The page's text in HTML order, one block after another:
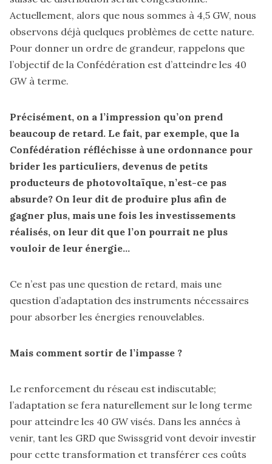
Actuellement, alors que nous sommes à 4,5 GW, nous
observons déjà quelques problèmes de cette nature.
Pour donner un ordre de grandeur, rappelons que
l’objectif de la Confédération est d’atteindre les 40
GW à terme.
Précisément, on a l’impression qu’on prend
beaucoup de retard. Le fait, par exemple, que la
Confédération réfléchisse à une ordonnance pour
brider les particuliers, devenus de petits
producteurs de photovoltaïque, n’est-ce pas
absurde? On leur dit de produire plus afin de
gagner plus, mais une fois les investissements
réalisés, on leur dit que l’on pourrait ne plus
vouloir de leur énergie...
Ce n’est pas une question de retard, mais une
question d’adaptation des instruments nécessaires
pour absorber les énergies renouvelables.
Mais comment sortir de l’impasse ?
Le renforcement du réseau est indiscutable;
l’adaptation se fera naturellement sur le long terme
pour atteindre les 40 GW visés. Dans les années à
venir, tant les GRD que Swissgrid vont devoir investir
pour cette transformation et transférer ces coûts